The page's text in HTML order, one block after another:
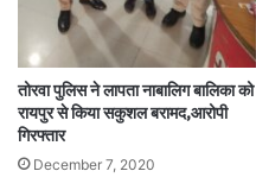
तोरवा पुलिस ने लापता नाबालिग बालिका को
रायपुर से किया सकुशल बरामद,आरोपी
गिरफ्तार
December 7, 2020